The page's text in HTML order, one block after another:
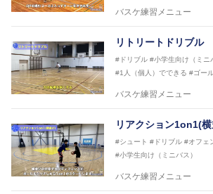
2018年～2021年男子日本代表サ
2021年～女子日本代表アシスタ
バスケ練習メニュー
リトリートドリブル
#ドリブル #小学生向け（ミニ
#1人（個人）でできる #ゴー
バスケ練習メニュー
リアクション1on1(
#シュート #ドリブル #オフェ
#小学生向け（ミニバス）
バスケ練習メニュー